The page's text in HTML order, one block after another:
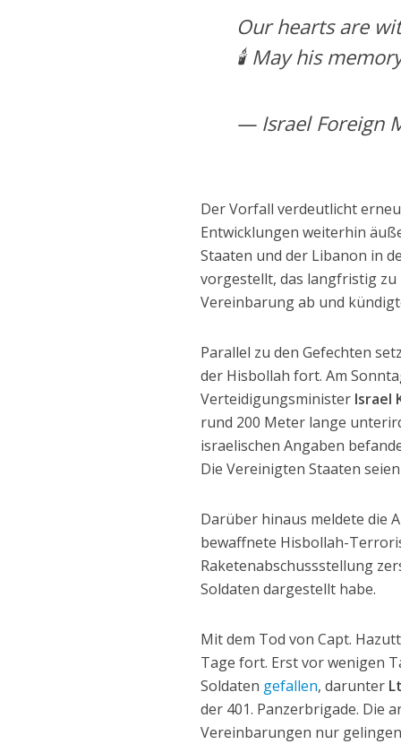
Our hearts are
🕯️ May his
— Israel Foreign
Der Vorfall verdeutlicht
Entwicklungen weiterhin
Staaten und der Libanon in
vorgestellt, das langfristig
Vereinbarung ab und
Parallel zu den Gefechten
der Hisbollah fort. Am
Verteidigungsminister Israel
rund 200 Meter lange
israelischen Angaben
Die Vereinigten Staaten
Darüber hinaus meldete die
bewaffnete Hisbollah-
Raketenabschussstellung
Soldaten dargestellt habe.
Mit dem Tod von Capt.
Tage fort. Erst vor wenigen
Soldaten gefallen, darunter
der 401. Panzerbrigade. Die
Vereinbarungen nur